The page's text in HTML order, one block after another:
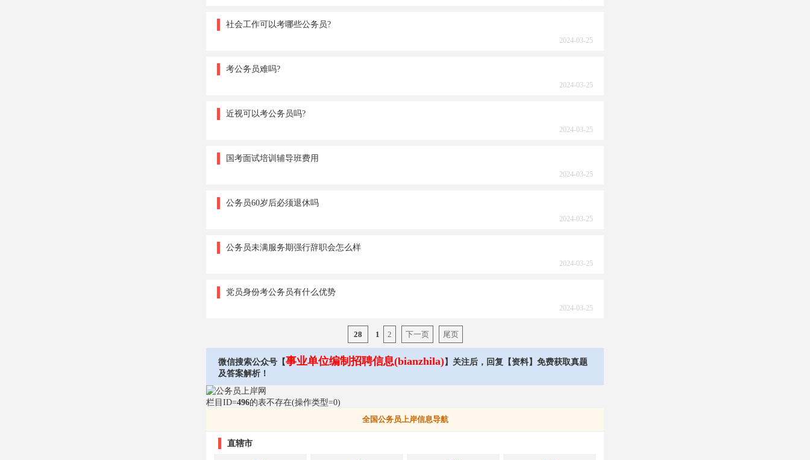
社会工作可以考哪些公务员?
2024-03-25
考公务员难吗?
2024-03-25
近视可以考公务员吗?
2024-03-25
国考面试培训辅导班费用
2024-03-25
公务员60岁后必须退休吗
2024-03-25
公务员未满服务期强行辞职会怎么样
2024-03-25
党员身份考公务员有什么优势
2024-03-25
28 1 2 下一页 尾页
微信搜索公众号【事业单位编制招聘信息(bianzhila)】关注后，回复【资料】免费获取真题
及答案解析！
栏目ID=496的表不存在(操作类型=0)
全国公务员上岸信息导航
直辖市